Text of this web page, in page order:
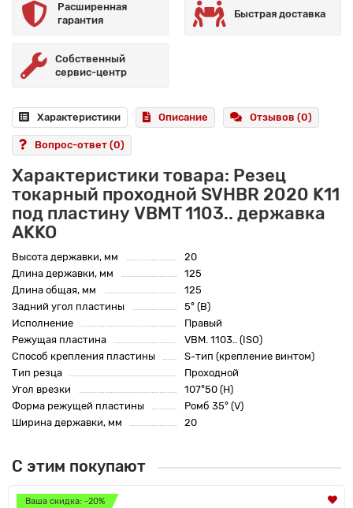
Расширенная
гарантия
Быстрая доставка
Собственный
сервис-центр
Характеристики Описание Отзывов (0)
Вопрос-ответ (0)
Характеристики товара: Резец
токарный проходной SVHBR 2020 K11
под пластину VBMT 1103.. державка
AKKO
Высота державки, мм
20
Длина державки, мм
125
Длина общая, мм
125
Задний угол пластины
5° (B)
Исполнение
Правый
Режущая пластина
VBM. 1103.. (ISO)
Способ крепления пластины
S-тип (крепление винтом)
Тип резца
Проходной
Угол врезки
107°50 (H)
Форма режущей пластины
Ромб 35° (V)
Ширина державки, мм
20
С этим покупают
Ваша скидка: -20%